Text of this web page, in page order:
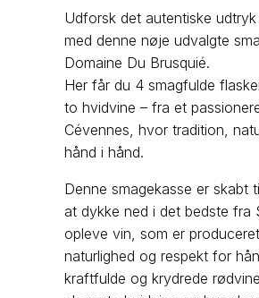
Udforsk det autentiske
med denne nøje udvalgte
Domaine Du Brusquié.
Her får du 4 smagfulde
to hvidvine – fra et
Cévennes, hvor tradition,
hånd i hånd.
Denne smagekasse er skabt
at dykke ned i det bedste fra
opleve vin, som er
naturlighed og respekt for
kraftfulde og krydrede